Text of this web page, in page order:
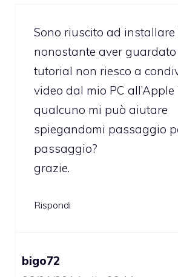
Sono riuscito ad installare
nonostante aver
tutorial non riesco a
video dal mio PC all’Apple
qualcuno mi può aiutare
spiegandomi passaggio
passaggio?
grazie.
Rispondi
bigo72